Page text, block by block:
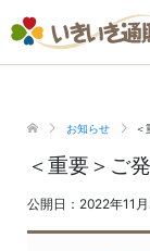
サービス紹介
ー いきいき
ー 取り扱い
お知らせ ＜
＜重要＞ご
公開日：2022年11